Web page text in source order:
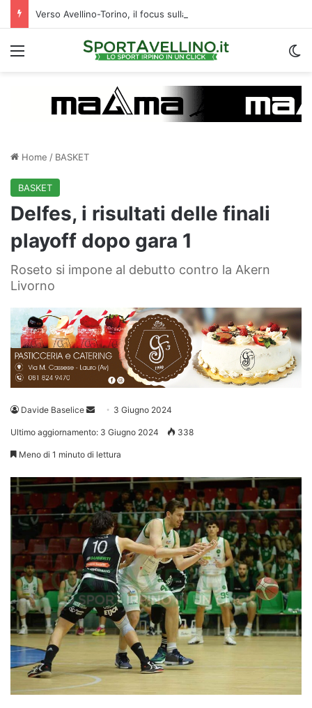
Verso Avellino-Torino, il focus sulla formazione granata
Menu
Home / BASKET
BASKET
Delfes, i risultati delle finali
playoff dopo gara 1
Roseto si impone al debutto contro la Akern
Livorno
Davide Baselice
Invia 3 Giugno 2024
Ultimo aggiornamento: 3 Giugno 2024 338
Meno di 1 minuto di lettura